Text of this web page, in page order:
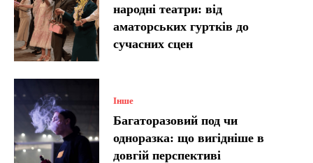
народні театри: від
аматорських гуртків до
сучасних сцен
Інше
Багаторазовий под чи
одноразка: що вигідніше в
довгій перспективі